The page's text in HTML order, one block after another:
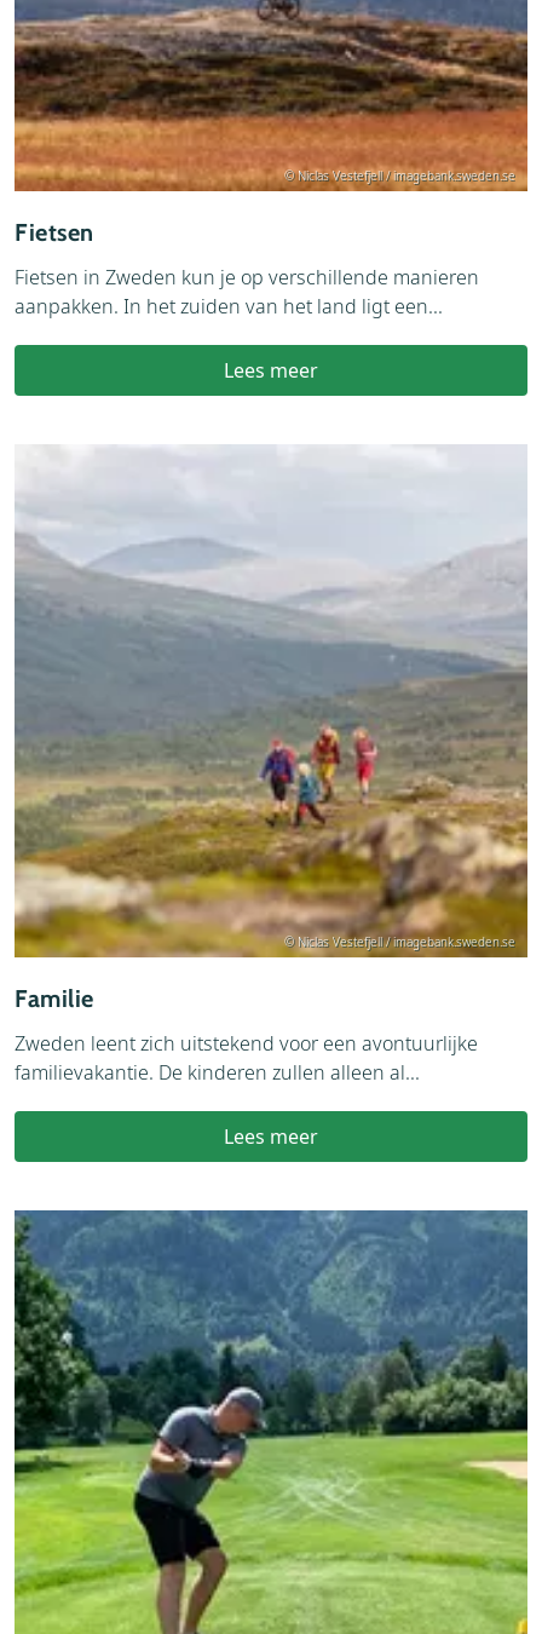
© Niclas Vestefjell / imagebank.sweden.se
Fietsen
Fietsen in Zweden kun je op verschillende manieren
aanpakken. In het zuiden van het land ligt een...
Lees meer
© Niclas Vestefjell / imagebank.sweden.se
Familie
Zweden leent zich uitstekend voor een avontuurlijke
familievakantie. De kinderen zullen alleen al...
Lees meer